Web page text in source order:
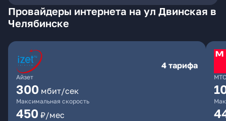
Провайдеры интернета на ул Двинская в
Челябинске
Айзет
4 тарифа
300 мбит/сек
Максимальная скорость
450 ₽/мес
МТС